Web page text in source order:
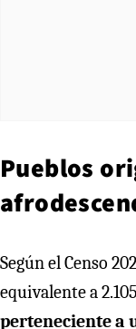
Pueblos
Según el Censo
equivalente a
perteneciente a